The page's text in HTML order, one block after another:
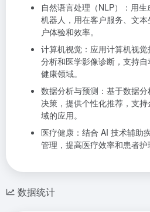
自然语言处理（NLP）：用
机器人，用在客户服务、文
户体验和效率。
计算机视觉：应用计算机视
分析和医学影像诊断，支持
健康领域。
数据分析与预测：基于数据
决策，提供个性化推荐，支
域的应用。
医疗健康：结合 AI 技术辅助
管理，提高医疗效率和患者护
数据统计